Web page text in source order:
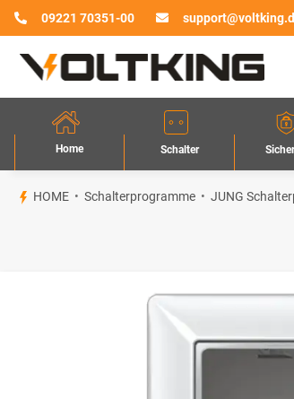
09221 70351-00
Home Schalter
HOME Schalterprogramme JUNG